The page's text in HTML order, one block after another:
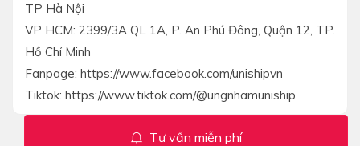
TP Hà Nội
VP HCM: 2399/3A QL 1A, P. An Phú Đông, Quận 12, TP.
Hồ Chí Minh
Fanpage: https://www.facebook.com/unishipvn
Tiktok: https://www.tiktok.com/@ungnhamuniship
Tư vấn miễn phí